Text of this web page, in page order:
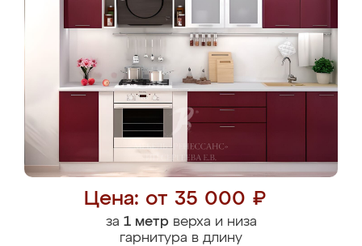
Цена: от 35 000 ₽
за 1 метрверха и низа
гарнитура в длину